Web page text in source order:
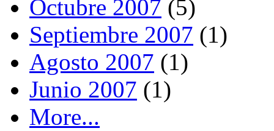
Octubre 2007 (5)
Septiembre 2007 (1)
Agosto 2007 (1)
Junio 2007 (1)
More...